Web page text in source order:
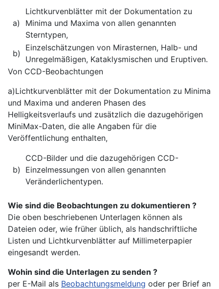
a)
Lichtkurvenblätter mit der Dokumentation zu
Minima und Maxima von allen genannten
Sterntypen,
b)
Einzelschätzungen von Mirasternen, Halb- und
Unregelmäßigen, Kataklysmischen und Eruptiven.
Von CCD-Beobachtungen
a)Lichtkurvenblätter mit der Dokumentation zu Minima
und Maxima und anderen Phasen des
Helligkeitsverlaufs und zusätzlich die dazugehörigen
MiniMax-Daten, die alle Angaben für die
Veröffentlichung enthalten,
b)
CCD-Bilder und die dazugehörigen CCD-
Einzelmessungen von allen genannten
Veränderlichentypen.
Wie sind die Beobachtungen zu dokumentieren ?
Die oben beschriebenen Unterlagen können als
Dateien oder, wie früher üblich, als handschriftliche
Listen und Lichtkurvenblätter auf Millimeterpapier
eingesandt werden.
Wohin sind die Unterlagen zu senden ?
per E-Mail als Beobachtungsmeldung oder per Brief an